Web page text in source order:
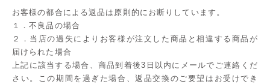
お客様の都合による返品は原則的にお断りしています。
１．不良品の場合
２．当店の過失によりお客様が注文した商品と相違する商品が
届けられた場合
上記に該当する場合、商品到着後3日以内にメールでご連絡くだ
さい。この期間を過ぎた場合、返品交換のご要望はお受けでき